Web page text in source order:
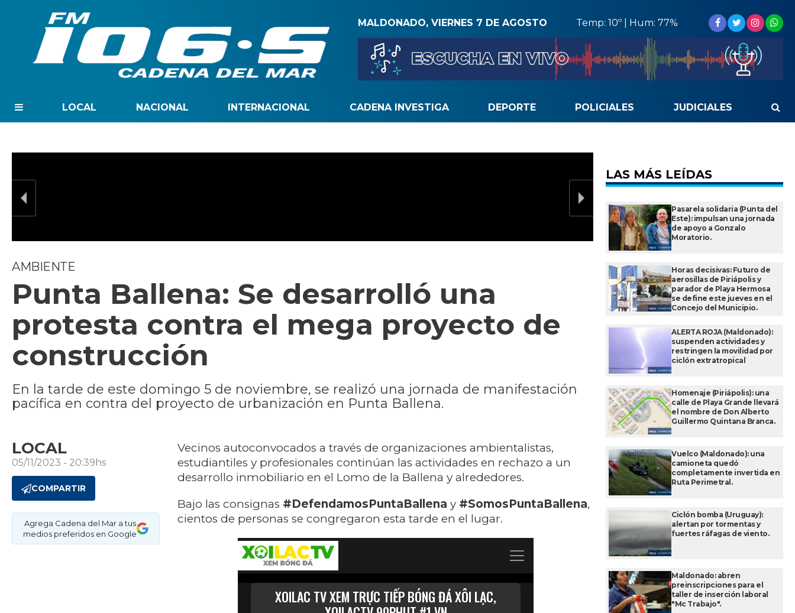
MALDONADO, VIERNES 7 DE AGOSTO Temp: 10º | Hum: 77%
LOCAL NACIONAL INTERNACIONAL CADENA INVESTIGA DEPORTE POLICIALES JUDICIALES
AMBIENTE
Punta Ballena: Se desarrolló una
protesta contra el mega proyecto de
construcción
En la tarde de este domingo 5 de noviembre, se realizó una jornada de manifestación
pacífica en contra del proyecto de urbanización en Punta Ballena.
LOCAL
05/11/2023 - 20:39hs
COMPARTIR
Agrega Cadena del Mar a tus
medios preferidos en Google
Vecinos autoconvocados a través de organizaciones ambientalistas,
estudiantiles y profesionales continúan las actividades en rechazo a un
desarrollo inmobiliario en el Lomo de la Ballena y alrededores.
Bajo las consignas #DefendamosPuntaBallena y #SomosPuntaBallena,
cientos de personas se congregaron esta tarde en el lugar.
LAS MÁS LEÍDAS
Pasarela solidaria (Punta del
Este): impulsan una jornada
de apoyo a Gonzalo
Moratorio.
Horas decisivas: Futuro de
aerosillas de Piriápolis y
parador de Playa Hermosa
se define este jueves en el
Concejo del Municipio.
ALERTA ROJA (Maldonado):
suspenden actividades y
restringen la movilidad por
ciclón extratropical
Homenaje (Piriápolis): una
calle de Playa Grande llevará
el nombre de Don Alberto
Guillermo Quintana Branca.
Vuelco (Maldonado): una
camioneta quedó
completamente invertida en
Ruta Perimetral.
Ciclón bomba (Uruguay):
alertan por tormentas y
fuertes ráfagas de viento.
Maldonado: abren
preinscripciones para el
taller de inserción laboral
"Mc Trabajo".